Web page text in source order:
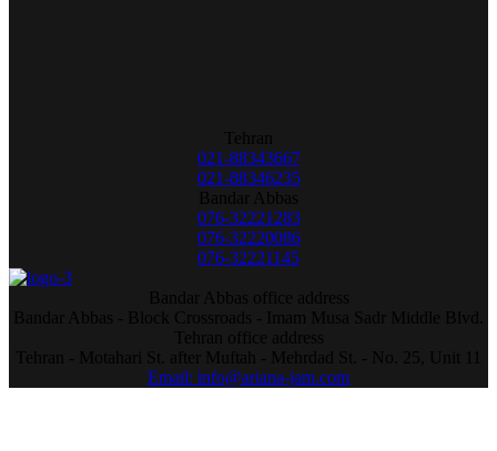
021-88343667
021-88346235
076-32221283
076-32220086
076-32221145
Email: info@ariana-jam.com